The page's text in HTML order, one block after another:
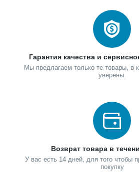
Гарантия качества и
Мы предлагаем только те товары, в
уверены.
Возврат товара в
У вас есть 14 дней, для того чтобы
покупку